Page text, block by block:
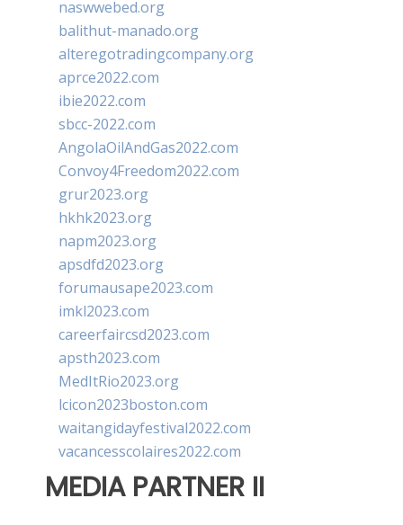
naswwebed.org
balithut-manado.org
alteregotradingcompany.org
aprce2022.com
ibie2022.com
sbcc-2022.com
AngolaOilAndGas2022.com
Convoy4Freedom2022.com
grur2023.org
hkhk2023.org
napm2023.org
apsdfd2023.org
forumausape2023.com
imkl2023.com
careerfaircsd2023.com
apsth2023.com
MedItRio2023.org
lcicon2023boston.com
waitangidayfestival2022.com
vacancesscolaires2022.com
MEDIA PARTNER II